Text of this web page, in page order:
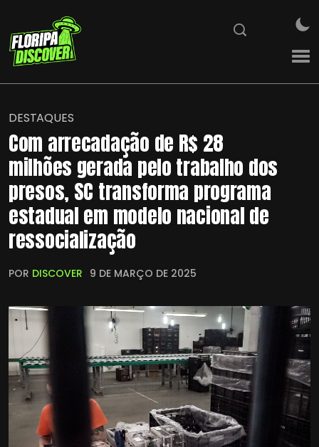
DESTAQUES
Com arrecadação de R$ 28
milhões gerada pelo trabalho dos
presos, SC transforma programa
estadual em modelo nacional de
ressocialização
POR DISCOVER 9 DE MARÇO DE 2025